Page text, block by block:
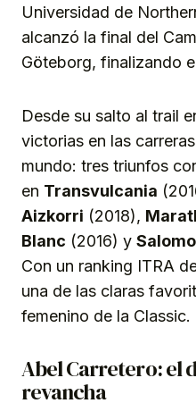
Universidad de
alcanzó la final del
Göteborg, finalizando
Desde su salto al trail
victorias en las
mundo: tres triunfos
en Transvulcania
Aizkorri (2018),
Blanc (2016) y
Con un ranking ITRA
una de las claras
femenino de la Classic.
Abel Carretero: el
revancha